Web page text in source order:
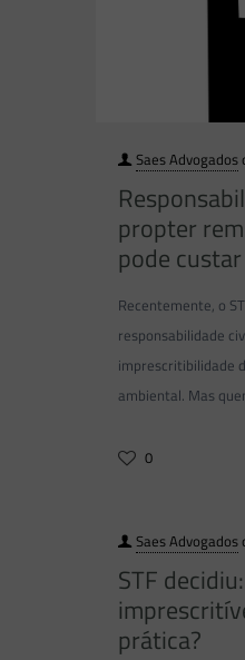
Saes Advogados
propter
pode
Recentemente, o
responsabilidade
imprescritibilidade
ambiental. Mas
0
Saes Advogados
STF
prática?